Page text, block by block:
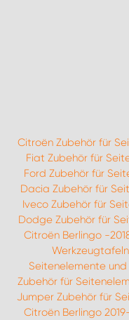
Citroën Zubehör für
Fiat Zubehör für
Ford Zubehör für
Dacia Zubehör für
Iveco Zubehör für
Dodge Zubehör für
Citroën Berlingo -
Werkzeugtafeln
Seitenelemente
Zubehör für
Jumper Zubehör für
Citroën Berlingo